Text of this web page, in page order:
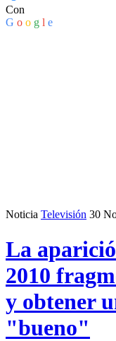
Con
G o o g l e
Noticia Televisión 30
La
2010
y obtener
"bueno"